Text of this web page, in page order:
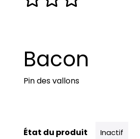
Bacon
Pin des vallons
État du produit Inactif